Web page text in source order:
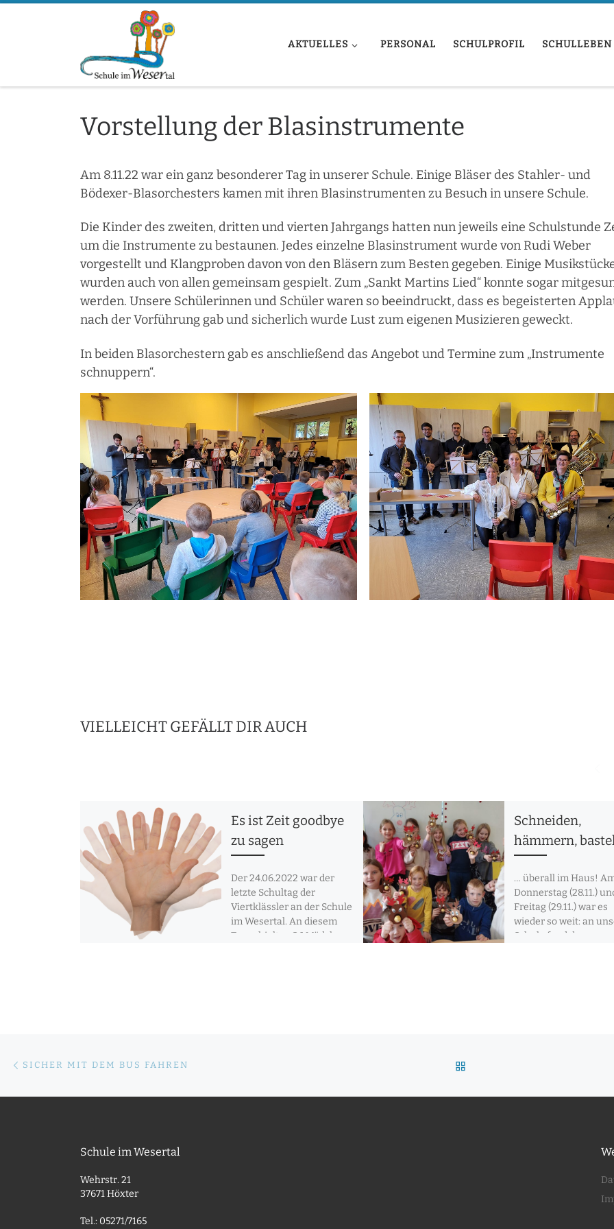
AKTUELLES PERSONAL SCHULPROFIL SCHULLEBEN
Vorstellung der Blasinstrumente
Am 8.11.22 war ein ganz besonderer Tag in unserer Schule. Einige Bläser des Stahler- und
Bödexer-Blasorchesters kamen mit ihren Blasinstrumenten zu Besuch in unsere Schule.
Die Kinder des zweiten, dritten und vierten Jahrgangs hatten nun jeweils eine Schulstunde
um die Instrumente zu bestaunen. Jedes einzelne Blasinstrument wurde von Rudi Weber
vorgestellt und Klangproben davon von den Bläsern zum Besten gegeben. Einige
wurden auch von allen gemeinsam gespielt. Zum „Sankt Martins Lied“ konnte sogar
werden. Unsere Schülerinnen und Schüler waren so beeindruckt, dass es begeisterten
nach der Vorführung gab und sicherlich wurde Lust zum eigenen Musizieren geweckt.
In beiden Blasorchestern gab es anschließend das Angebot und Termine zum „Instrumente
schnuppern“.
VIELLEICHT GEFÄLLT DIR AUCH
Es ist Zeit goodbye
zu sagen
Der 24.06.2022 war der
letzte Schultag der
Viertklässler an der Schule
im Wesertal. An diesem
Tag erhielten 36 Mädchen
Schneiden,
hämmern,
… überall im Haus!
Donnerstag (28.11.)
Freitag (29.11.) war es
wieder so weit: an
Schule fand der
Beitragsnavigation
SICHER MIT DEM BUS FAHREN
Schule im Wesertal
Wehrstr. 21
37671 Höxter
Tel.: 05271/7165